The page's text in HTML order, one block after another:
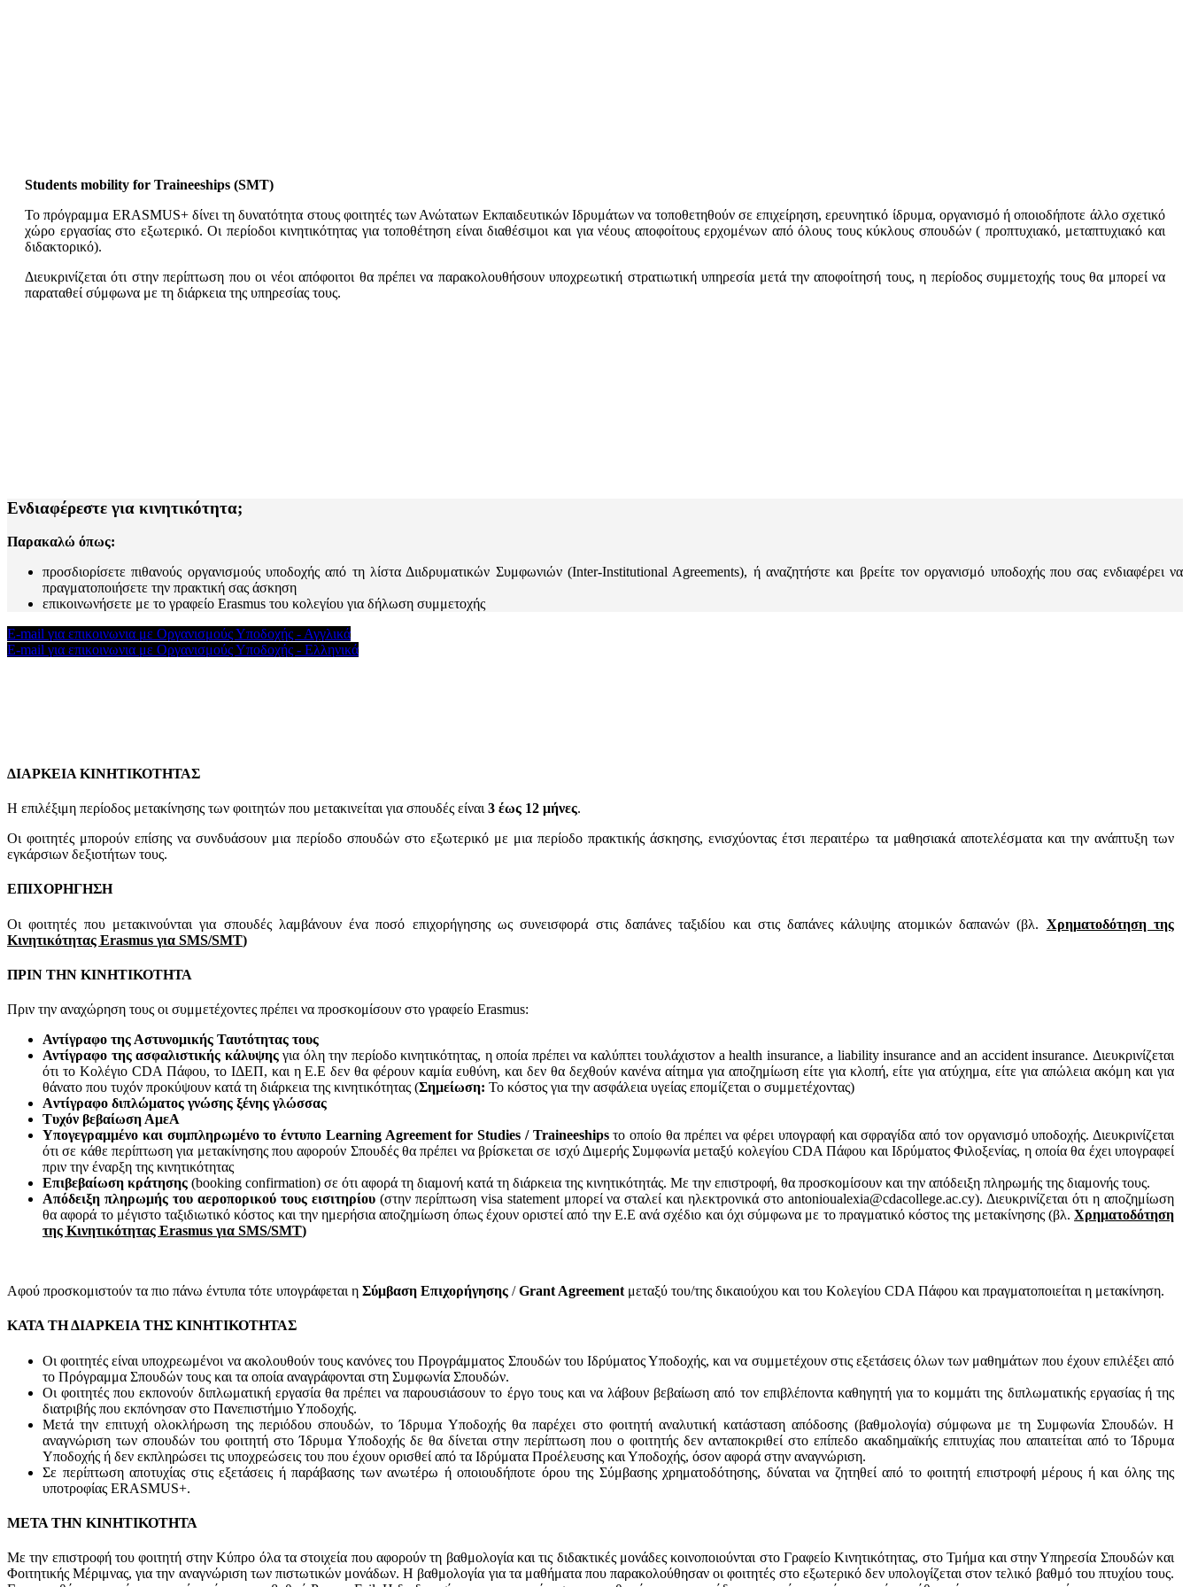
Students mobility for Traineeships (SMT)
Το πρόγραμμα ERASMUS+ δίνει τη δυνατότητα στους φοιτητές των Ανώτατων Εκπαιδευτικών Ιδρυμάτων να τοποθετηθούν σε επιχείρηση, ερευνητικό ίδρυμα, οργανισμό ή οποιοδήποτε άλλο σχετικό
χώρο εργασίας στο εξωτερικό. Οι περίοδοι κινητικότητας για τοποθέτηση είναι διαθέσιμοι και για νέους αποφοίτους ερχομένων από όλους τους κύκλους σπουδών ( προπτυχιακό, μεταπτυχιακό και
διδακτορικό).
Διευκρινίζεται ότι στην περίπτωση που οι νέοι απόφοιτοι θα πρέπει να παρακολουθήσουν υποχρεωτική στρατιωτική υπηρεσία μετά την αποφοίτησή τους, η περίοδος συμμετοχής τους θα μπορεί να
παραταθεί σύμφωνα με τη διάρκεια της υπηρεσίας τους.
Ενδιαφέρεστε για κινητικότητα;
Παρακαλώ όπως:
προσδιορίσετε πιθανούς οργανισμούς υποδοχής από τη λίστα Διιδρυματικών Συμφωνιών (Inter-Institutional Agreements), ή αναζητήστε και βρείτε τον οργανισμό υποδοχής που σας ενδιαφέρει να
πραγματοποιήσετε την πρακτική σας άσκηση
επικοινωνήσετε με το γραφείο Erasmus του κολεγίου για δήλωση συμμετοχής
E-mail για επικοινωνια με Οργανισμούς Υποδοχής - Αγγλικά
E-mail για επικοινωνια με Οργανισμούς Υποδοχής - Ελληνικά
ΔΙΑΡΚΕΙΑ ΚΙΝΗΤΙΚΟΤΗΤΑΣ
Η επιλέξιμη περίοδος μετακίνησης των φοιτητών που μετακινείται για σπουδές είναι 3 έως 12 μήνες.
Οι φοιτητές μπορούν επίσης να συνδυάσουν μια περίοδο σπουδών στο εξωτερικό με μια περίοδο πρακτικής άσκησης, ενισχύοντας έτσι περαιτέρω τα μαθησιακά αποτελέσματα και την ανάπτυξη των
εγκάρσιων δεξιοτήτων τους.
ΕΠΙΧΟΡΗΓΗΣΗ
Οι φοιτητές που μετακινούνται για σπουδές λαμβάνουν ένα ποσό επιχορήγησης ως συνεισφορά στις δαπάνες ταξιδίου και στις δαπάνες κάλυψης ατομικών δαπανών (βλ. Χρηματοδότηση της
Κινητικότητας Erasmus για SMS/SMT)
ΠΡΙΝ ΤΗΝ ΚΙΝΗΤΙΚΟΤΗΤΑ
Πριν την αναχώρηση τους οι συμμετέχοντες πρέπει να προσκομίσουν στο γραφείο Erasmus:
Αντίγραφο της Αστυνομικής Ταυτότητας τους
Αντίγραφο της ασφαλιστικής κάλυψηςγια όλη την περίοδο κινητικότητας, η οποία πρέπει να καλύπτει τουλάχιστον a health insurance, a liability insurance and an accident insurance. Διευκρινίζεται
ότι το Κολέγιο CDA Πάφου, το ΙΔΕΠ, και η Ε.Ε δεν θα φέρουν καμία ευθύνη, και δεν θα δεχθούν κανένα αίτημα για αποζημίωση είτε για κλοπή, είτε για ατύχημα, είτε για απώλεια ακόμη και για
θάνατο που τυχόν προκύψουν κατά τη διάρκεια της κινητικότητας (Σημείωση: Το κόστος για την ασφάλεια υγείας επομίζεται ο συμμετέχοντας)
Aντίγραφο διπλώματος γνώσης ξένης γλώσσας
Tυχόν βεβαίωση ΑμεΑ
Υπογεγραμμένο και συμπληρωμένο το έντυπο Learning Agreement for Studies / Traineeshipsτο οποίο θα πρέπει να φέρει υπογραφή και σφραγίδα από τον οργανισμό υποδοχής. Διευκρινίζεται
ότι σε κάθε περίπτωση για μετακίνησης που αφορούν Σπουδές θα πρέπει να βρίσκεται σε ισχύ Διμερής Συμφωνία μεταξύ κολεγίου CDA Πάφου και Ιδρύματος Φιλοξενίας, η οποία θα έχει υπογραφεί
πριν την έναρξη της κινητικότητας
Επιβεβαίωση κράτησης (booking confirmation) σε ότι αφορά τη διαμονή κατά τη διάρκεια της κινητικότητάς. Mε την επιστροφή, θα προσκομίσουν και την απόδειξη πληρωμής της διαμονής τους.
Απόδειξη πληρωμής του αεροπορικού τους εισιτηρίου(στην περίπτωση visa statement μπορεί να σταλεί και ηλεκτρονικά στο antonioualexia@cdacollege.ac.cy). Διευκρινίζεται ότι η αποζημίωση
θα αφορά το μέγιστο ταξιδιωτικό κόστος και την ημερήσια αποζημίωση όπως έχουν οριστεί από την Ε.Ε ανά σχέδιο και όχι σύμφωνα με το πραγματικό κόστος της μετακίνησης (βλ. Χρηματοδότηση
της Κινητικότητας Erasmus για SMS/SMT)
Αφού προσκομιστούν τα πιο πάνω έντυπα τότε υπογράφεται η Σύμβαση Επιχορήγησης /Grant Agreement μεταξύ του/της δικαιούχου και του Κολεγίου CDA Πάφου και πραγματοποιείται η μετακίνηση.
ΚΑΤΑ ΤΗ ΔΙΑΡΚΕΙΑ ΤΗΣ ΚΙΝΗΤΙΚΟΤΗΤΑΣ
Οι φοιτητές είναι υποχρεωμένοι να ακολουθούν τους κανόνες του Προγράμματος Σπουδών του Ιδρύματος Υποδοχής, και να συμμετέχουν στις εξετάσεις όλων των μαθημάτων που έχουν επιλέξει από
το Πρόγραμμα Σπουδών τους και τα οποία αναγράφονται στη Συμφωνία Σπουδών.
Οι φοιτητές που εκπονούν διπλωματική εργασία θα πρέπει να παρουσιάσουν το έργο τους και να λάβουν βεβαίωση από τον επιβλέποντα καθηγητή για το κομμάτι της διπλωματικής εργασίας ή της
διατριβής που εκπόνησαν στο Πανεπιστήμιο Υποδοχής.
Μετά την επιτυχή ολοκλήρωση της περιόδου σπουδών, το Ίδρυμα Υποδοχής θα παρέχει στο φοιτητή αναλυτική κατάσταση απόδοσης (βαθμολογία) σύμφωνα με τη Συμφωνία Σπουδών. Η
αναγνώριση των σπουδών του φοιτητή στο Ίδρυμα Υποδοχής δε θα δίνεται στην περίπτωση που ο φοιτητής δεν ανταποκριθεί στο επίπεδο ακαδημαϊκής επιτυχίας που απαιτείται από το Ίδρυμα
Υποδοχής ή δεν εκπληρώσει τις υποχρεώσεις του που έχουν ορισθεί από τα Ιδρύματα Προέλευσης και Υποδοχής, όσον αφορά στην αναγνώριση.
Σε περίπτωση αποτυχίας στις εξετάσεις ή παράβασης των ανωτέρω ή οποιουδήποτε όρου της Σύμβασης χρηματοδότησης, δύναται να ζητηθεί από το φοιτητή επιστροφή μέρους ή και όλης της
υποτροφίας ERASMUS+.
ΜΕΤΑ ΤΗΝ ΚΙΝΗΤΙΚΟΤΗΤΑ
Με την επιστροφή του φοιτητή στην Κύπρο όλα τα στοιχεία που αφορούν τη βαθμολογία και τις διδακτικές μονάδες κοινοποιούνται στο Γραφείο Κινητικότητας, στο Τμήμα και στην Υπηρεσία Σπουδών και
Φοιτητικής Μέριμνας, για την αναγνώριση των πιστωτικών μονάδων. Η βαθμολογία για τα μαθήματα που παρακολούθησαν οι φοιτητές στο εξωτερικό δεν υπολογίζεται στον τελικό βαθμό του πτυχίου τους.